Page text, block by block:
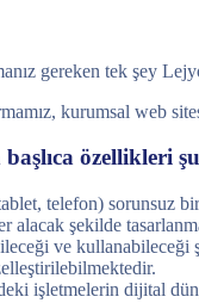
gereken tek şey
kurumsal web
özellikleri
telefon) sorunsuz
alacak şekilde
ve kullanabileceği
işletmelerin dijital